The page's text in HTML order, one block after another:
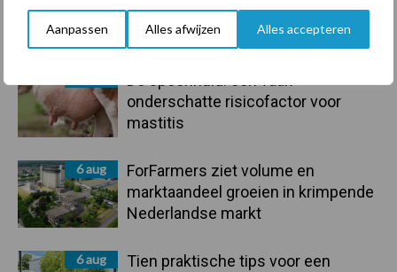
Aanpassen Alles afwijzen Alles accepteren
droogte en geopolitiek houden
handel in de greep
De speenhuid: een vaak
onderschatte risicofactor voor
mastitis
6 aug
ForFarmers ziet volume en
marktaandeel groeien in krimpende
Nederlandse markt
6 aug
Tien praktische tips voor een